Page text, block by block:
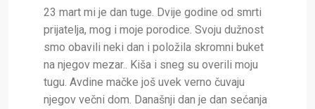
23 mart mi je dan tuge. Dvije godine od smrti
prijatelja, mog i moje porodice. Svoju dužnost
smo obavili neki dan i položila skromni buket
na njegov mezar.. Kiša i sneg su overili moju
tugu. Avdine mačke još uvek verno čuvaju
njegov večni dom. Današnji dan je dan sećanja